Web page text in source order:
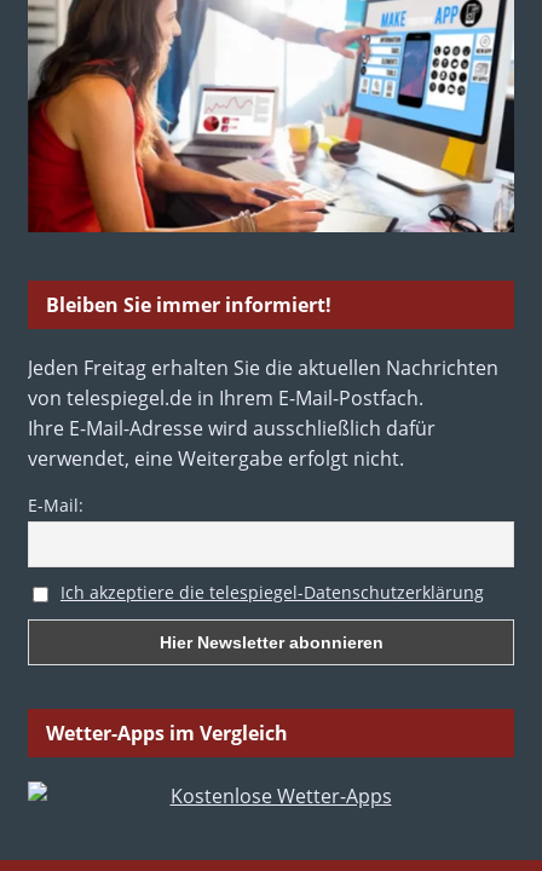
Bleiben Sie immer informiert!
Jeden Freitag erhalten Sie die aktuellen Nachrichten
von telespiegel.de in Ihrem E-Mail-Postfach.
Ihre E-Mail-Adresse wird ausschließlich dafür
verwendet, eine Weitergabe erfolgt nicht.
E-Mail:
Ich akzeptiere die telespiegel-Datenschutzerklärung
Wetter-Apps im Vergleich